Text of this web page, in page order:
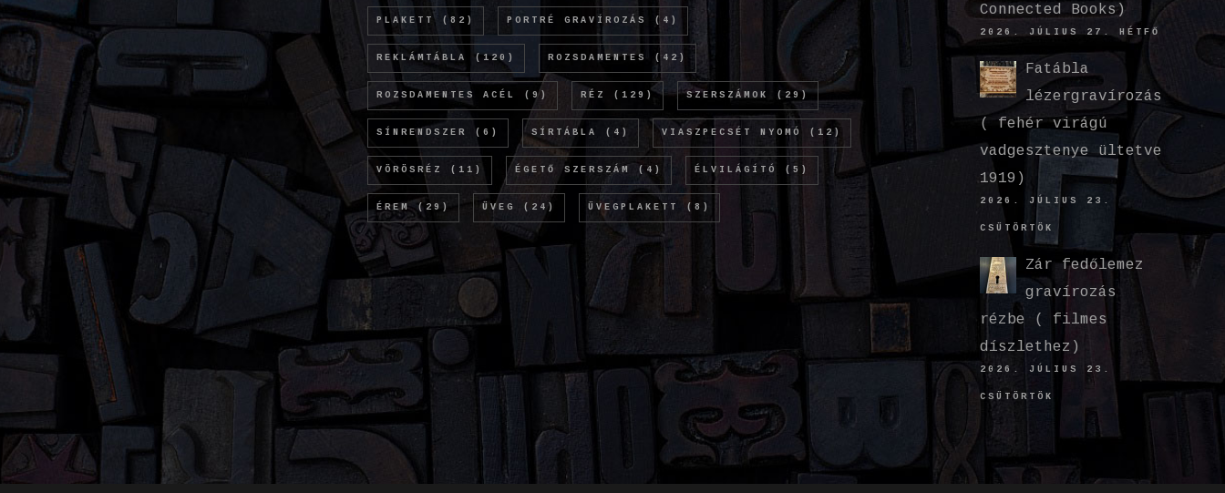
PLAKETT(82) PORTRÉ GRAVÍROZÁS (4)
REKLÁMTÁBLA (120) ROZSDAMENTES (42)
ROZSDAMENTES ACÉL (9) RÉZ (129) SZERSZÁMOK (29)
SÍNRENDSZER (6) SÍRTÁBLA (4) VIASZPECSÉT NYOMÓ (12)
VÖRÖSRÉZ (11) ÉGETŐ SZERSZÁM (4) ÉLVILÁGÍTÓ (5)
ÉREM(29) ÜVEG (24) ÜVEGPLAKETT (8)
Connected Books)
2026. JÚLIUS 27. HÉTFŐ
Fatábla
lézergravírozás
( fehér virágú
vadgesztenye ültetve
1919)
2026. JÚLIUS 23.
CSÜTÖRTÖK
Zár fedőlemez
gravírozás
rézbe ( filmes
díszlethez)
2026. JÚLIUS 23.
CSÜTÖRTÖK